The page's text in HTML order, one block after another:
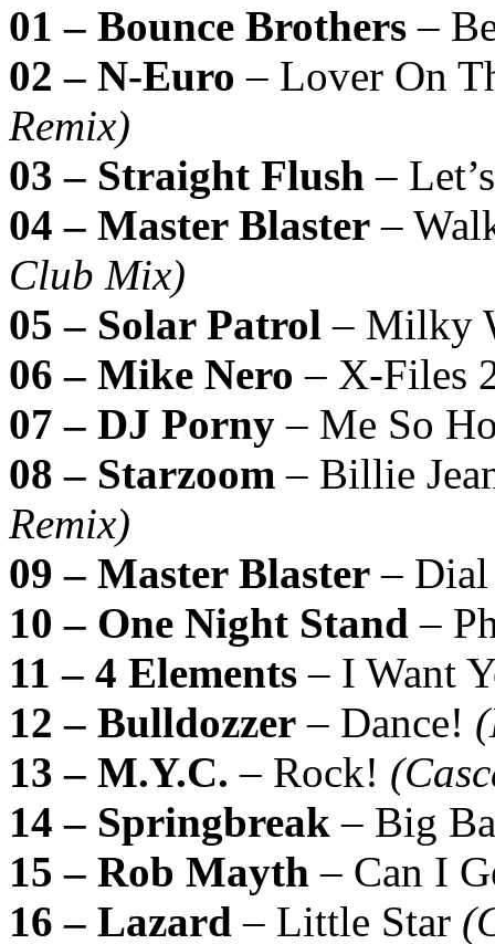
01 – Bounce Brothers –
02 – N-Euro – Lover On
Remix)
03 – Straight Flush –
04 – Master Blaster –
Club Mix)
05 – Solar Patrol – Milky
06 – Mike Nero – X-Files
07 – DJ Porny – Me So
08 – Starzoom – Billie
Remix)
09 – Master Blaster –
10 – One Night Stand –
11 – 4 Elements – I Want
12 – Bulldozzer – Dance!
13 – M.Y.C. – Rock!
14 – Springbreak – Big
15 – Rob Mayth – Can I
16 – Lazard – Little Star